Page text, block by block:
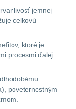
jemnej
celkovú
ktoré je
procesmi ďalej
poveternostným